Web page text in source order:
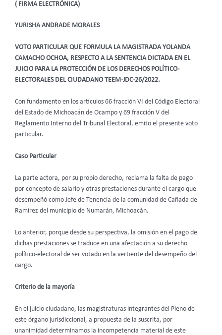
( FIRMA ELECTRÓNICA)
YURISHA ANDRADE MORALES
VOTO PARTICULAR QUE FORMULA LA MAGISTRADA YOLANDA
CAMACHO OCHOA, RESPECTO A LA SENTENCIA DICTADA EN EL
JUICIO PARA LA PROTECCIÓN DE LOS DERECHOS POLÍTICO-
ELECTORALES DEL CIUDADANO TEEM-JDC-26/2022.
Con fundamento en los artículos 66 fracción VI del Código Electoral
del Estado de Michoacán de Ocampo y 69 fracción V del
Reglamento Interno del Tribunal Electoral, emito el presente voto
particular.
Caso Particular
La parte actora, por su propio derecho, reclama la falta de pago
por concepto de salario y otras prestaciones durante el cargo que
desempeñó como Jefe de Tenencia de la comunidad de Cañada de
Ramírez del municipio de Numarán, Michoacán.
Lo anterior, porque desde su perspectiva, la omisión en el pago de
dichas prestaciones se traduce en una afectación a su derecho
político-electoral de ser votado en la vertiente del desempeño del
cargo.
Criterio de la mayoría
En el juicio ciudadano, las magistraturas integrantes del Pleno de
este órgano jurisdiccional, a propuesta de la suscrita, por
unanimidad determinamos la incompetencia material de este